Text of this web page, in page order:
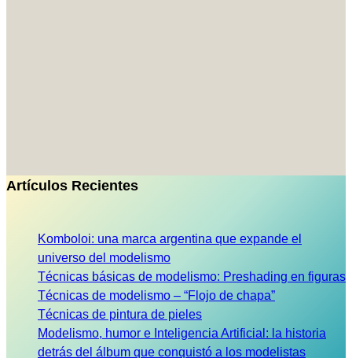
Artículos Recientes
Komboloi: una marca argentina que expande el
universo del modelismo
Técnicas básicas de modelismo: Preshading en figuras
Técnicas de modelismo – “Flojo de chapa”
Técnicas de pintura de pieles
Modelismo, humor e Inteligencia Artificial: la historia
detrás del álbum que conquistó a los modelistas